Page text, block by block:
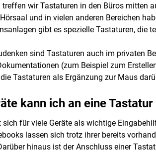
treffen wir Tastaturen in den Büros mitten
und in vielen anderen Bereichen
gibt es spezielle Tastaturen, die
sind Tastaturen auch im privaten
(zum Beispiel zum
Tastaturen als Ergänzung zur Maus
kann ich an eine
für viele Geräte als wichtige
lassen sich trotz ihrer bereits
hinaus ist der Anschluss einer